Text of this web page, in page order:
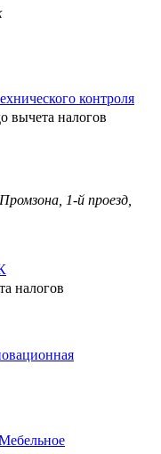
контроля
вычета налогов
1-й проезд,
налогов